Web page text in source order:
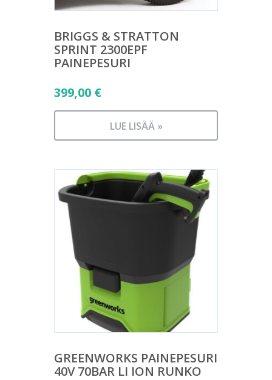
BRIGGS & STRATTON
SPRINT 2300EPF
PAINEPESURI
399,00 €
LUE LISÄÄ »
GREENWORKS PAINEPESURI
40V 70BAR LI ION RUNKO